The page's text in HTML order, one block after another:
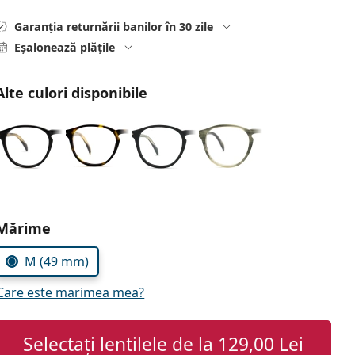
Garanția returnării banilor în 30 zile
Eșalonează plățile
culori disponibile
parametrii
M (49 mm)
este marimea mea?
Selectați lentilele de la 129,00 Lei